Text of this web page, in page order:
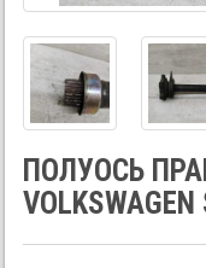
ПОЛУОСЬ
VOLKSWAGEN